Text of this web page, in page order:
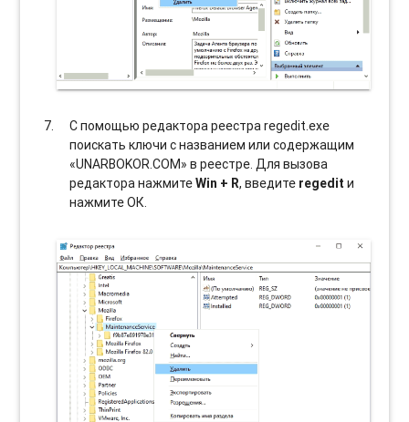
С помощью редактора реестра regedit.exe
поискать ключи с названием или содержащим
«UNARBOKOR.COM» в реестре. Для вызова
редактора нажмитеWin + R, введите regedit и
нажмите ОК.